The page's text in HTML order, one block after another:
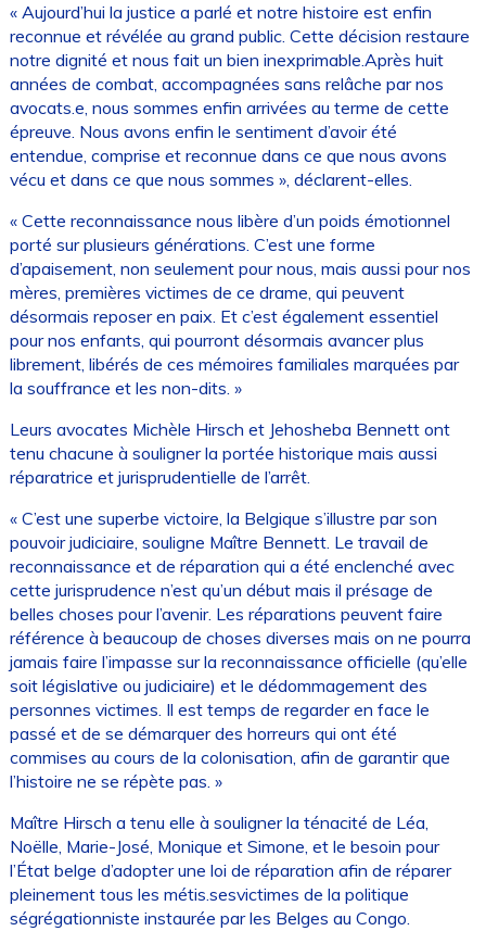
« Aujourd’hui la justice a parlé et notre histoire est enfin
reconnue et révélée au grand public. Cette décision restaure
notre dignité et nous fait un bien inexprimable.Après huit
années de combat, accompagnées sans relâche par nos
avocats.e, nous sommes enfin arrivées au terme de cette
épreuve. Nous avons enfin le sentiment d’avoir été
entendue, comprise et reconnue dans ce que nous avons
vécu et dans ce que nous sommes », déclarent-elles.
« Cette reconnaissance nous libère d’un poids émotionnel
porté sur plusieurs générations. C’est une forme
d’apaisement, non seulement pour nous, mais aussi pour nos
mères, premières victimes de ce drame, qui peuvent
désormais reposer en paix. Et c’est également essentiel
pour nos enfants, qui pourront désormais avancer plus
librement, libérés de ces mémoires familiales marquées par
la souffrance et les non-dits. »
Leurs avocates Michèle Hirsch et Jehosheba Bennett ont
tenu chacune à souligner la portée historique mais aussi
réparatrice et jurisprudentielle de l’arrêt.
« C’est une superbe victoire, la Belgique s’illustre par son
pouvoir judiciaire, souligne Maître Bennett. Le travail de
reconnaissance et de réparation qui a été enclenché avec
cette jurisprudence n’est qu’un début mais il présage de
belles choses pour l’avenir. Les réparations peuvent faire
référence à beaucoup de choses diverses mais on ne pourra
jamais faire l’impasse sur la reconnaissance officielle (qu’elle
soit législative ou judiciaire) et le dédommagement des
personnes victimes. Il est temps de regarder en face le
passé et de se démarquer des horreurs qui ont été
commises au cours de la colonisation, afin de garantir que
l’histoire ne se répète pas. »
Maître Hirsch a tenu elle à souligner la ténacité de Léa,
Noëlle, Marie-José, Monique et Simone, et le besoin pour
l’État belge d’adopter une loi de réparation afin de réparer
pleinement tous les métis.sesvictimes de la politique
ségrégationniste instaurée par les Belges au Congo.